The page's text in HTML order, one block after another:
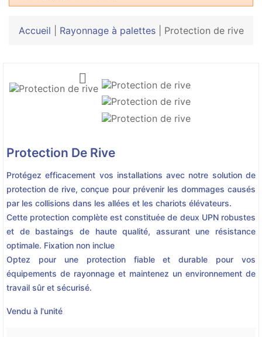
Accueil Rayonnage à palettes| Protection de rive

Protection De Rive
Protégez efficacement vos installations avec notre solution de
protection de rive, conçue pour prévenir les dommages causés
par les collisions dans les allées et les chariots élévateurs.
Cette protection complète est constituée de deux UPN robustes
et de bastaings de haute qualité, assurant une résistance
optimale. Fixation non inclue
Optez pour une protection fiable et durable pour vos
équipements de rayonnage et maintenez un environnement de
travail sûr et sécurisé.
Vendu à l'unité